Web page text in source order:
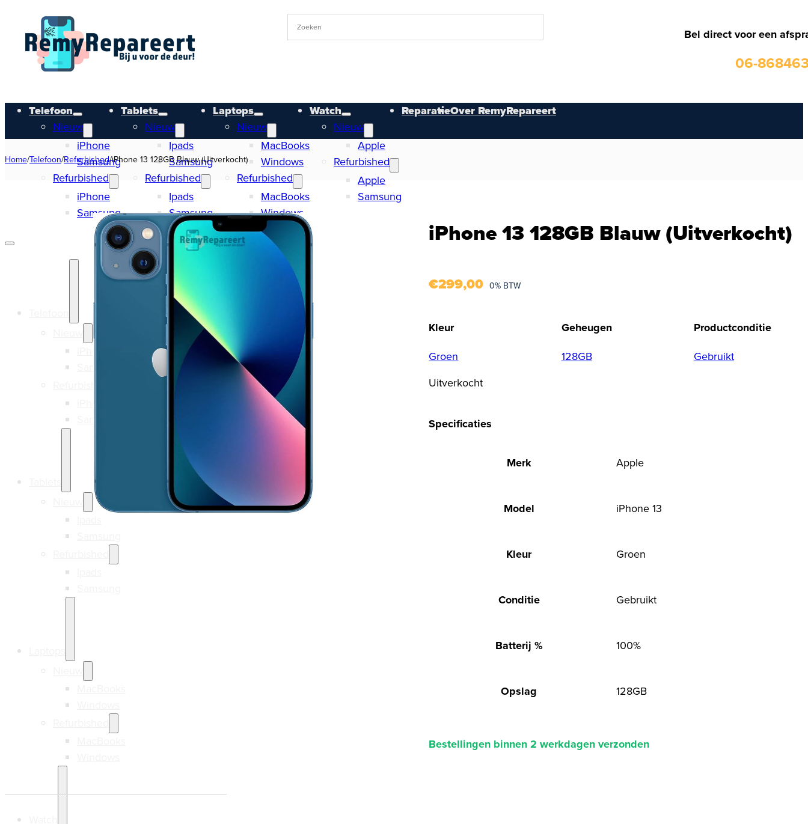
Bel direct voor een
06-
Telefoon
Nieuw
iPhone
Samsung
Refurbished
iPhone
Samsung
Tablets
Nieuw
Ipads
Samsung
Refurbished
Ipads
Samsung
Laptops
Nieuw
MacBooks
Windows
Refurbished
MacBooks
Windows
Watch
Nieuw
Apple
Refurbished
Apple
Samsung
ReparatieOver RemyRepareert
Home/Telefoon/Refurbished/iPhone 13 128GB Blauw (Uitverkocht)
iPhone 13 128GB Blauw (Uitverkocht)
€299,00 0% BTW
Kleur
Groen
Geheugen
128GB
Productconditie
Gebruikt
Uitverkocht
Specificaties
Merk Apple
Model iPhone 13
Kleur Groen
Conditie Gebruikt
Batterij % 100%
Opslag 128GB
Bestellingen binnen 2 werkdagen verzonden